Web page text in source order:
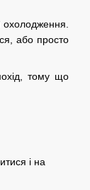
охолодження.
або просто
тому що
і на